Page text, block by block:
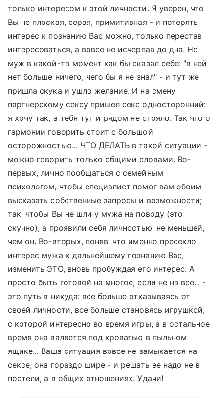
только интересом к этой личности. Я уверен, что
Вы не плоская, серая, примитивная - и потерять
интерес к познанию Вас можно, только перестав
интересоваться, а вовсе не исчерпав до дна. Но
муж в какой-то момент как бы сказал себе: "в ней
нет больше ничего, чего бы я не знал" - и тут же
пришла скука и ушло желание. И на смену
партнерскому сексу пришел секс односторонний:
я хочу так, а тебя тут и рядом не стояло. Так что о
гармонии говорить стоит с большой
осторожностью... ЧТО ДЕЛАТЬ в такой ситуации -
можно говорить только общими словами. Во-
первых, лично пообщаться с семейным
психологом, чтобы специалист помог вам обоим
высказать собственные запросы и возможности;
так, чтобы Вы не шли у мужа на поводу (это
скучно), а проявили себя личностью, не меньшей,
чем он. Во-вторых, поняв, что именно пресекло
интерес мужа к дальнейшему познанию Вас,
изменить ЭТО, вновь пробуждая его интерес. А
просто быть готовой на многое, если не на все... -
это путь в никуда: все больше отказываясь от
своей личности, все больше становясь игрушкой,
с которой интересно во время игры, а в остальное
время она валяется под кроватью в пыльном
ящике... Ваша ситуация вовсе не замыкается на
сексе, она гораздо шире - и решать ее надо не в
постели, а в общих отношениях. Удачи!